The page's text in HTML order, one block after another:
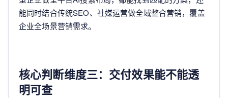
能同时结合传统SEO、社媒运营做全域整合营销，覆盖
企业全场景营销需求。
核心判断维度三：交付效果能不能透
明可查